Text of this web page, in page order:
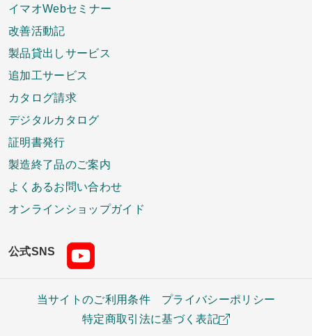
イマオWebセミナー
改善活動記
製品貸出しサービス
追加工サービス
カタログ請求
デジタルカタログ
証明書発行
製造終了品のご案内
よくあるお問い合わせ
オンラインショップガイド
公式SNS
当サイトのご利用条件
プライバシーポリシー
特定商取引法に基づく表記